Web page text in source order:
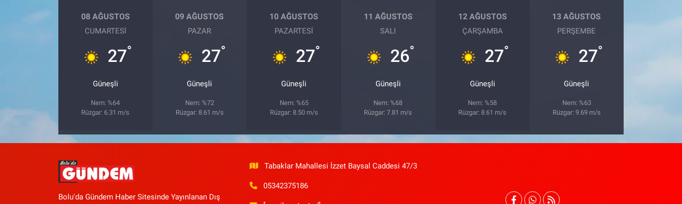
08 AĞUSTOS
CUMARTESI
27°
Güneşli
Nem: %64
Rüzgar: 6.31 m/s
09 AĞUSTOS
PAZAR
27°
Güneşli
Nem: %72
Rüzgar: 8.61 m/s
10 AĞUSTOS
PAZARTESI
27°
Güneşli
Nem: %65
Rüzgar: 8.50 m/s
11 AĞUSTOS
SALI
26°
Güneşli
Nem: %68
Rüzgar: 7.81 m/s
12 AĞUSTOS
ÇARŞAMBA
27°
Güneşli
Nem: %58
Rüzgar: 8.61 m/s
13 AĞUSTOS
PERŞEMBE
27°
Güneşli
Nem: %63
Rüzgar: 9.69 m/s
Bolu'da Gündem Haber Sitesinde Yayınlanan Dış
Tabaklar Mahallesi İzzet Baysal Caddesi 47/3
05342375186